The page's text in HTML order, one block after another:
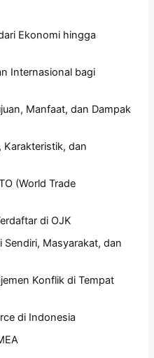
Ekonomi hingga
Internasional bagi
Manfaat, dan Dampak
Karakteristik, dan
(World Trade
di OJK
Sendiri, Masyarakat, dan
Konflik di Tempat
di Indonesia